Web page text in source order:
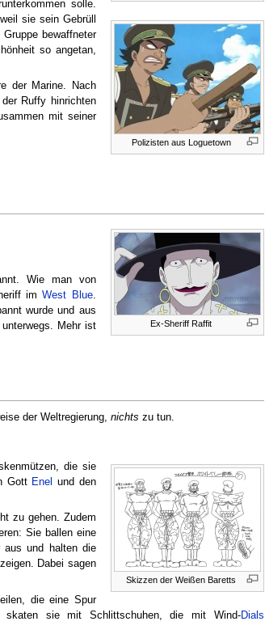
Polizisten aus Loguetown
solle.
sie sein Gebrüll
bewaffneter
so angetan,
der Marine. Nach
Ruffy hinrichten
mit seiner
Ex-Sheriff Raffit
Wie man von
imWest Blue.
wurde und aus
Mehr ist
der Weltregierung, nichts zu tun.
Skizzen der Weißen Baretts
die sie
Gott Enel
und den
zu gehen. Zudem
Sie ballen eine
aus und halten die
Dabei sagen
die eine Spur
skaten sie mit Schlittschuhen, die mit Wind-Dials